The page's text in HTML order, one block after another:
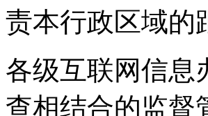
责本行政区域的
各级互联网信息
查相结合的监督